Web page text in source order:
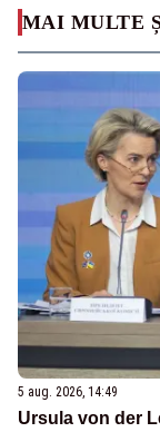
MAI MULTE
5 aug. 2026, 14:49
Ursula von der